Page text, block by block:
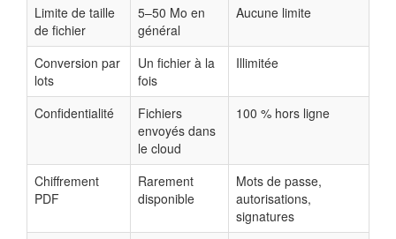
Limite de taille
de fichier
5–50 Mo en
général
Aucune limite
Conversion par
lots
Un fichier à la
fois
Illimitée
Confidentialité
Fichiers
envoyés dans
le cloud
100 % hors ligne
Chiffrement
PDF
Rarement
disponible
Mots de passe,
autorisations,
signatures